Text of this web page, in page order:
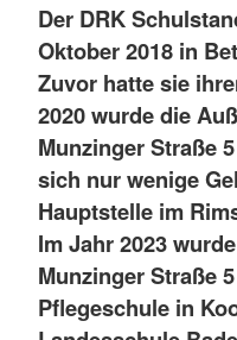
Der DRK
Oktober 2018 in
Zuvor hatte sie
2020 wurde die
Munzinger Straße
sich nur wenige
Hauptstelle im
Im Jahr 2023
Munzinger Straße
Pflegeschule in